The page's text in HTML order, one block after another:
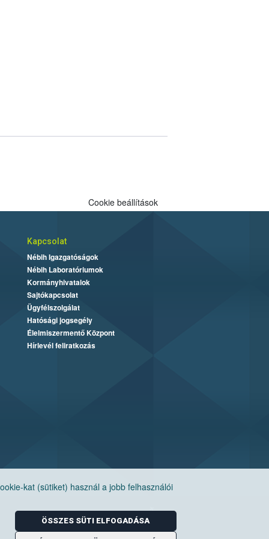
kat (sütiket) használ a jobb felhasználói
ÖSSZES SÜTI ELFOGADÁSA
Cookie beállítások
Kapcsolat
Nébih Igazgatóságok
Nébih Laboratóriumok
Kormányhivatalok
Sajtókapcsolat
Ügyfélszolgálat
Hatósági jogsegély
Élelmiszermentő Központ
Hírlevél feliratkozás